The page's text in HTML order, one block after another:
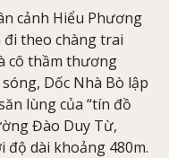
cảnh Hiểu Phương
đi theo chàng trai
cô thầm thương
Dốc Nhà Bò lập
lùng của “tín đồ
Đào Duy Từ,
dài khoảng 480m.